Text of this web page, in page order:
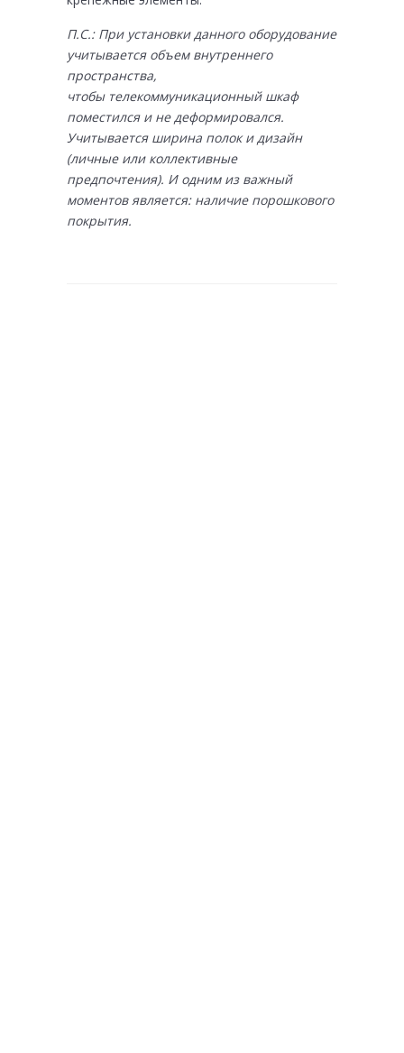
П.С.: При установки данного оборудование
учитывается объем внутреннего
пространства,
чтобы телекоммуникационный шкаф
поместился и не деформировался.
Учитывается ширина полок и дизайн
(личные или коллективные
предпочтения). И одним из важный
моментов является: наличие порошкового
покрытия.